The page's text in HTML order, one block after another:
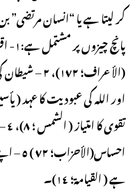
کر لیتا ہے یا “انسان
(الأعراف؛
ہے ( القيامة؛ ١٤)۔